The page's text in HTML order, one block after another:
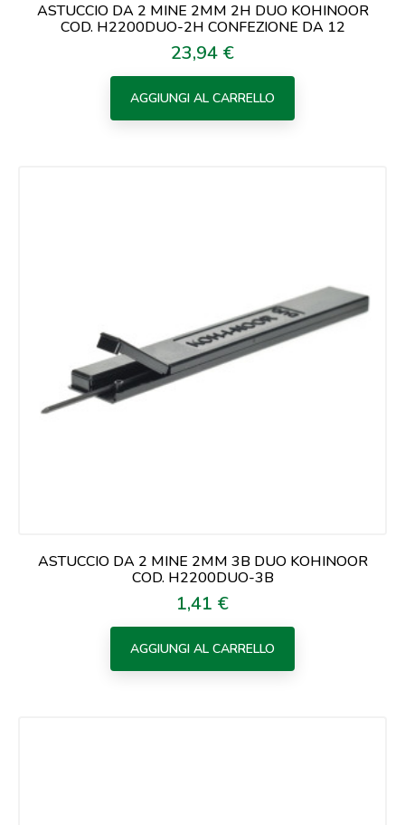
ASTUCCIO DA 2 MINE 2MM 2H DUO KOHINOOR
COD. H2200DUO-2H CONFEZIONE DA 12
Prezzo
23,94 €
AGGIUNGI AL CARRELLO
ASTUCCIO DA 2 MINE 2MM 3B DUO KOHINOOR
COD. H2200DUO-3B
Prezzo
1,41 €
AGGIUNGI AL CARRELLO